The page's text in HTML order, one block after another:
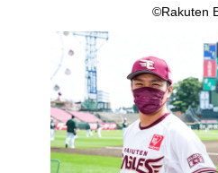
©Rakuten